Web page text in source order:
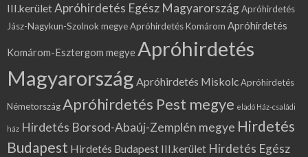
III.kerületApróhirdetés Egész MagyarországApróhirdetés
Jász-Nagykun-Szolnok megyeApróhirdetés Komárom Apróhirdetés
Komárom-Esztergom megyeApróhirdetés
Magyarország Apróhirdetés MiskolcApróhirdetés
NémetországApróhirdetés Pest megye eladó Ház-családi
ház Hirdetés Borsod-Abaúj-Zemplén megye Hirdetés
Budapest Hirdetés Budapest III.kerület Hirdetés Egész